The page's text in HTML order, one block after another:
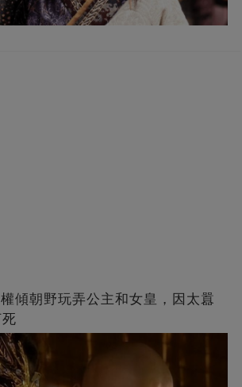
傾朝野玩弄公主和女皇，因太囂